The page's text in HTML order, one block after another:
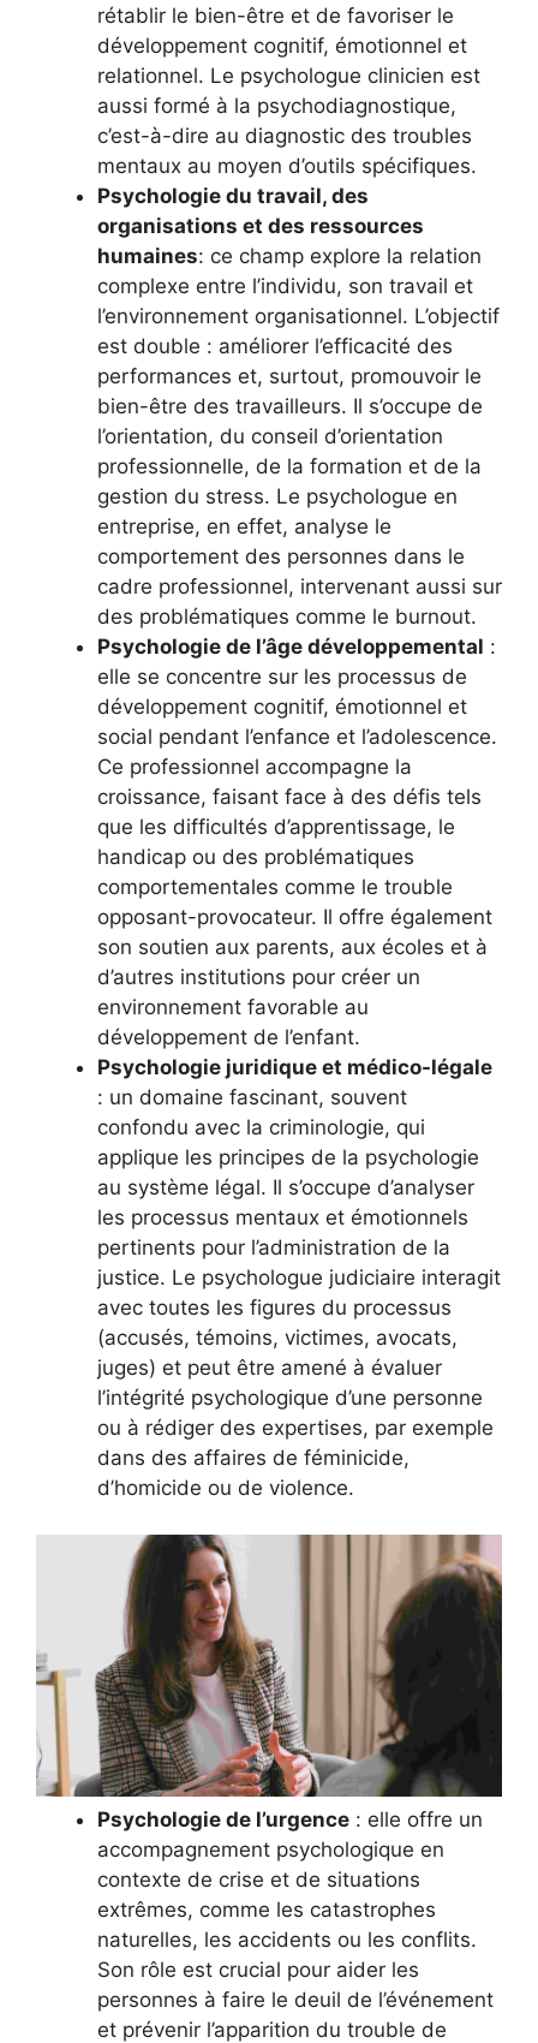
rétablir le bien-être et de favoriser le
développement cognitif, émotionnel et
relationnel. Le psychologue clinicien est
aussi formé à la psychodiagnostique,
c’est-à-dire au diagnostic des troubles
mentaux au moyen d’outils spécifiques.
Psychologie du travail, des
organisations et des ressources
humaines: ce champ explore la relation
complexe entre l’individu, son travail et
l’environnement organisationnel. L’objectif
est double : améliorer l’efficacité des
performances et, surtout, promouvoir le
bien-être des travailleurs. Il s’occupe de
l’orientation, du conseil d’orientation
professionnelle, de la formation et de la
gestion du stress. Le psychologue en
entreprise, en effet, analyse le
comportement des personnes dans le
cadre professionnel, intervenant aussi sur
des problématiques comme le burnout.
Psychologie de l’âge développemental :
elle se concentre sur les processus de
développement cognitif, émotionnel et
social pendant l’enfance et l’adolescence.
Ce professionnel accompagne la
croissance, faisant face à des défis tels
que les difficultés d’apprentissage, le
handicap ou des problématiques
comportementales comme le trouble
opposant-provocateur. Il offre également
son soutien aux parents, aux écoles et à
d’autres institutions pour créer un
environnement favorable au
développement de l’enfant.
Psychologie juridique et médico-légale
: un domaine fascinant, souvent
confondu avec la criminologie, qui
applique les principes de la psychologie
au système légal. Il s’occupe d’analyser
les processus mentaux et émotionnels
pertinents pour l’administration de la
justice. Le psychologue judiciaire interagit
avec toutes les figures du processus
(accusés, témoins, victimes, avocats,
juges) et peut être amené à évaluer
l’intégrité psychologique d’une personne
ou à rédiger des expertises, par exemple
dans des affaires de féminicide,
d’homicide ou de violence.
Psychologie de l’urgence : elle offre un
accompagnement psychologique en
contexte de crise et de situations
extrêmes, comme les catastrophes
naturelles, les accidents ou les conflits.
Son rôle est crucial pour aider les
personnes à faire le deuil de l’événement
et prévenir l’apparition du trouble de